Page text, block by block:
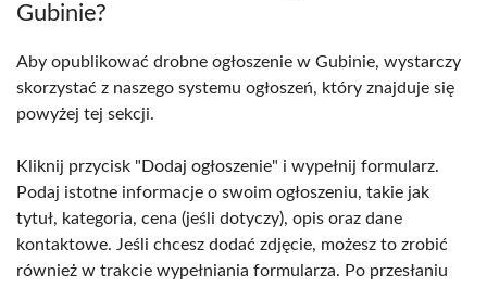
Gubinie?
Aby opublikować drobne ogłoszenie w Gubinie, wystarczy
skorzystać z naszego systemu ogłoszeń, który znajduje się
powyżej tej sekcji.
Kliknij przycisk "Dodaj ogłoszenie" i wypełnij formularz.
Podaj istotne informacje o swoim ogłoszeniu, takie jak
tytuł, kategoria, cena (jeśli dotyczy), opis oraz dane
kontaktowe. Jeśli chcesz dodać zdjęcie, możesz to zrobić
również w trakcie wypełniania formularza. Po przesłaniu